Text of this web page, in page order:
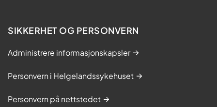
SIKKERHET OG PERSONVERN
Administrere informasjonskapsler
Personvern i Helgelandssykehuset
Personvern på nettstedet